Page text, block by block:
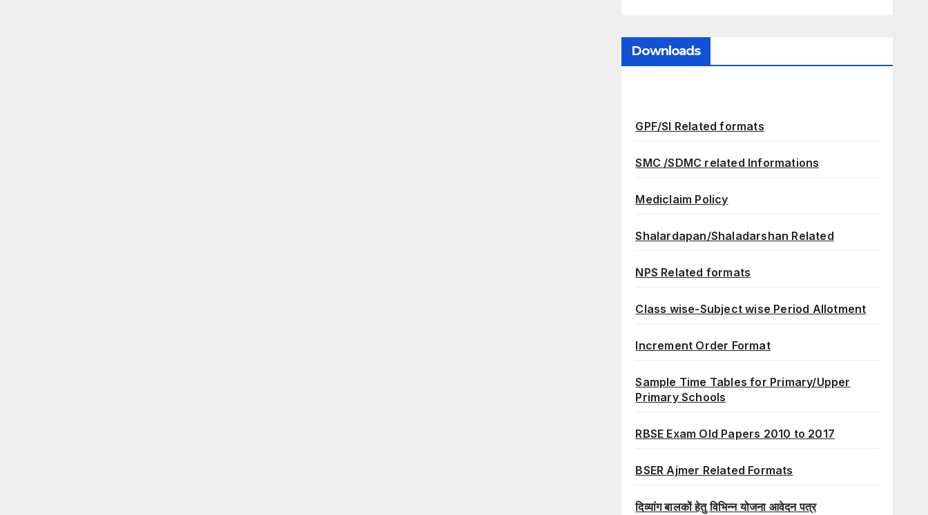
Downloads
GPF/SI Related formats
SMC /SDMC related Informations
Mediclaim Policy
Shalardapan/Shaladarshan Related
NPS Related formats
Class wise-Subject wise Period Allotment
Increment Order Format
Sample Time Tables for Primary/Upper
Primary Schools
RBSE Exam Old Papers 2010 to 2017
BSER Ajmer Related Formats
दिव्यांग बालकों हेतु विभिन्न योजना आवेदन पत्र